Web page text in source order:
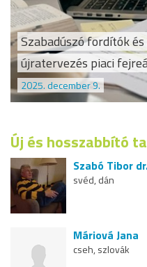
Szabadúszó fordítók
újratervezés piaci
2025. december 9.
Új és hosszabbító
Szabó Tibor
svéd, dán
Máriová Jana
cseh, szlovák